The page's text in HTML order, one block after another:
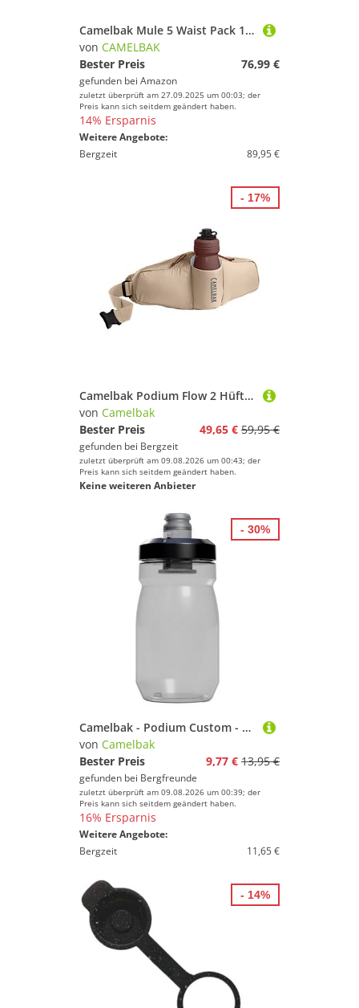
Camelbak Mule 5 Waist Pack 1,5L Arctic Blue
von CAMELBAK
Bester Preis
76,99 €
gefunden bei Amazon
zuletzt überprüft am 27.09.2025 um 00:03; der
Preis kann sich seitdem geändert haben.
14% Ersparnis
Weitere Angebote:
Bergzeit
89,95 €
Camelbak Podium Flow 2 Hüfttasche
von Camelbak
Bester Preis
49,65 € 59,95 €
gefunden bei Bergzeit
zuletzt überprüft am 09.08.2026 um 00:43; der
Preis kann sich seitdem geändert haben.
Keine weiteren Anbieter
- 17%
Camelbak - Podium Custom - Fahrrad Trinkflasche Gr 440 ml grau
von Camelbak
Bester Preis
9,77 € 13,95 €
gefunden bei Bergfreunde
zuletzt überprüft am 09.08.2026 um 00:39; der
Preis kann sich seitdem geändert haben.
16% Ersparnis
Weitere Angebote:
Bergzeit
11,65 €
- 30%
- 14%